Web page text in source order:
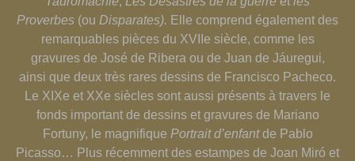
Proverbes (ou Disparates). Elle comprend également des
remarquables pièces du XVIIe siècle, comme les
gravures de José de Ribera ou de Juan de Jáuregui,
ainsi que deux très rares dessins de Francisco Pacheco.
Le XIXe et XXe siècles sont aussi présents à travers le
fonds important de dessins et gravures de Mariano
Fortuny, le magnifique Portrait d’enfantde Pablo
Picasso… Plus récemment des estampes de Joan Miró et